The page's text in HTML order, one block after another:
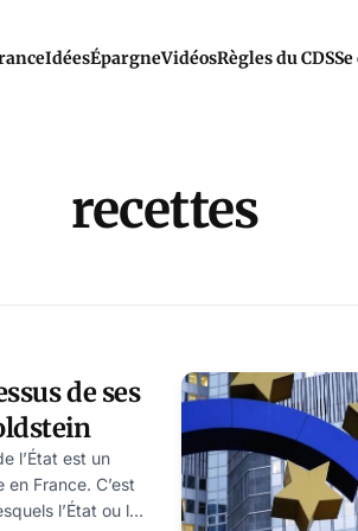
IdéesÉpargneVidéosRègles du CDS
recettes
de ses
Goldstein
l’État est un
France. C’est
l’État ou les